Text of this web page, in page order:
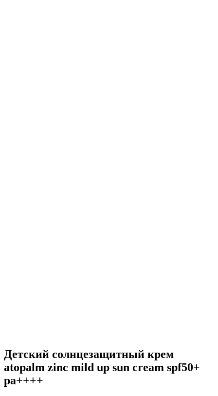
Детский солнцезащитный крем
atopalm zinc mild up sun cream spf50+
pa++++